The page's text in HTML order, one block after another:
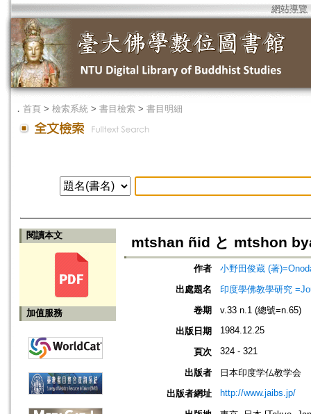
網站導覽
． 首頁 > 檢索系統 > 書目檢索 > 書目明細
閱讀本文
加值服務
mtshan ñid と mtshon
作者
小野田俊蔵 (著
出處題名
印度學佛教學研究
卷期
v.33 n.1 (總號=n.65)
出版日期
1984.12.25
頁次 324 - 321
出版者
日本印度学仏教学会
出版者網址
http://www.jaibs.jp/